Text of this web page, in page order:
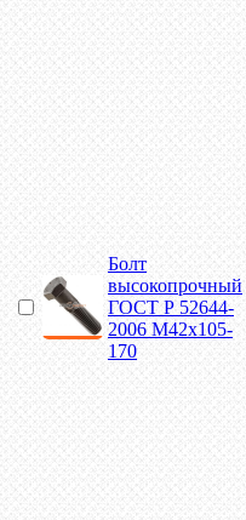
Болт
высокопрочный
ГОСТ Р 52644-
2006 М42х105-
170